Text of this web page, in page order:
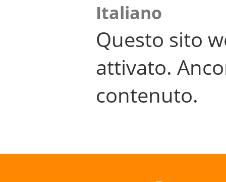
Italiano
Questo sito
attivato.
contenuto.